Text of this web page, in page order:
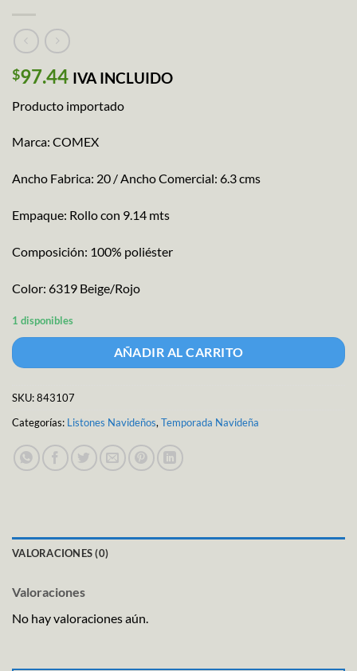
$97.44 IVA INCLUIDO
Producto importado
Marca: COMEX
Ancho Fabrica: 20 / Ancho Comercial: 6.3 cms
Empaque: Rollo con 9.14 mts
Composición: 100% poliéster
Color: 6319 Beige/Rojo
1 disponibles
AÑADIR AL CARRITO
SKU:843107
Categorías: Listones Navideños, Temporada Navideña
VALORACIONES (0)
Valoraciones
No hay valoraciones aún.